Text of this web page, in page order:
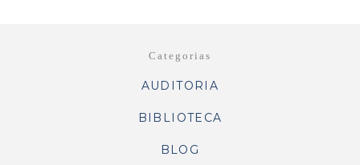
Categorias
AUDITORIA
BIBLIOTECA
BLOG